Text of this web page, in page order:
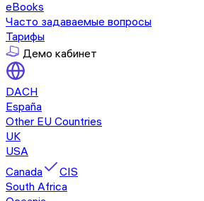
eBooks
Часто задаваемые вопросы
Тарифы
Демо кабинет
DACH
España
Other EU Countries
UK
USA
Canada
CIS
South Africa